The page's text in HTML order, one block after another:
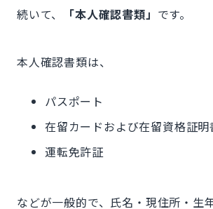
続いて、 「本人確認書類」 です。
本人確認書類は、
パスポート
在留カードおよび在留資格証明
運転免許証
などが一般的で、氏名・現住所・生